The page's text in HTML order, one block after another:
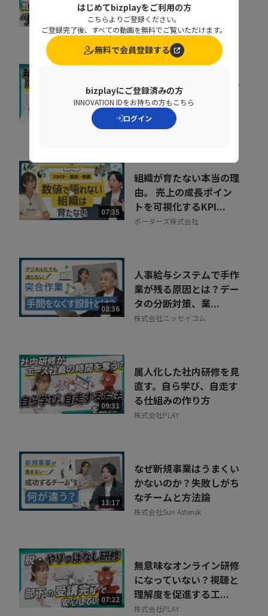
07:20
防ぐ営業の仕組み改革
株式会社シャノン
07:07
織をあげた「リスキリン
グ」のヒントとは
株式会社ベネッセコーポレーシ
07:35
組織が育たない本当の理
由。 売上の成長ポイン
トを可視化するKPI...
ポーターズ株式会社
08:36
人事給与システムで手作
業が残る原因とは？デー
タの分断対策、業...
株式会社ニッセイコム
09:31
属人化した社内研修を見
直す。自ら学び、自走す
る仕組みの作り方
株式会社PLAY
13:17
なぜ新規事業はうまくい
かないのか？失敗しがち
なチームと方法論
株式会社Sun Asterisk
07:22
無意味なオンライン研修
になっていない？視聴と
理解度を促進する工...
株式会社PLAY
はじめてbizplayをご利用の方
こちらよりご登録ください。
ご登録完了後、すべての動画を無料でご覧いただけます。
無料で会員登録する
bizplayにご登録済みの方
INNOVATION IDをお持ちの方もこちら
ログイン